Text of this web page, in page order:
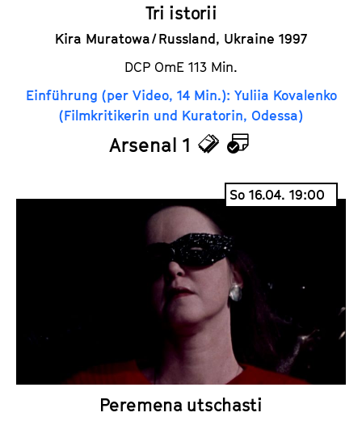
Tri istorii
Kira Muratowa / Russland, Ukraine 1997
DCP OmE 113 Min.
Einführung (per Video, 14 Min.): Yuliia Kovalenko
(Filmkritikerin und Kuratorin, Odessa)
Arsenal 1
T
c
k
e
s
K
a
l
n
d
So 16.04. 19:00
Peremena utschasti